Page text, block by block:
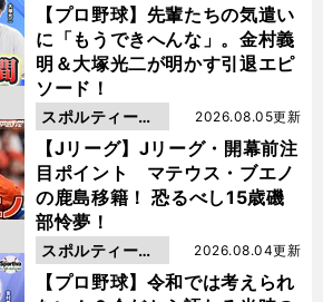
【プロ野球】先輩たちの気遣い
に「もうできへんな」。金村義
明＆大塚光二が明かす引退エピ
ソード！
動画
【Jリーグ】Jリーグ・開幕前注
目ポイント マテウス・ブエノ
の鹿島移籍！ 恐るべし15歳磯
部怜夢！
2026.08.05更新
スポルティーバ
動画
【プロ野球】令和では考えられ
2026.08.04更新
スポルティーバ
動画